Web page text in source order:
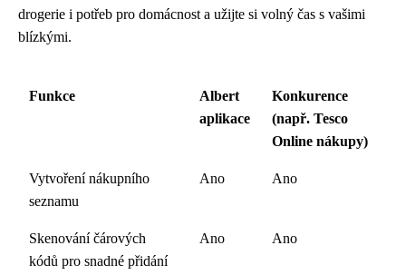
drogerie i potřeb pro domácnost a užijte si volný čas s vašimi
blízkými.
Funkce
Albert
aplikace
Konkurence
(např. Tesco
Online nákupy)
Vytvoření nákupního
seznamu
Ano Ano
Skenování čárových
kódů pro snadné přidání
Ano Ano